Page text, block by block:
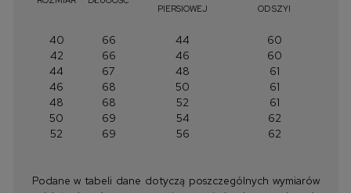
PIERSIOWEJ OD SZYI
40 66 44
60
42
66 46
60
44
67 48
61
46
68 50
61
48
68 52
61
50
69 54
62
52
69 56 62
Podane w tabeli dane dotyczą poszczególnych wymiarów